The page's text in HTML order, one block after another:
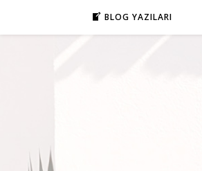
BLOG YAZILARI